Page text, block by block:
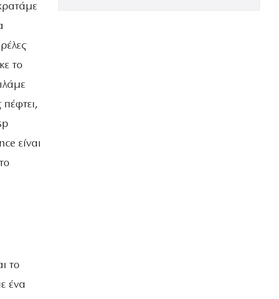
το
είναι
το
ένα